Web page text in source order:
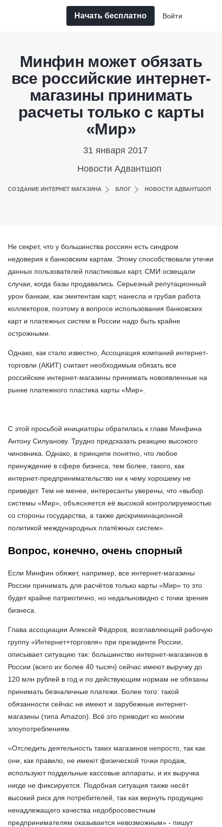
Начать бесплатно Войти
Минфин может обязать
все российские интернет-
магазины принимать
расчеты только с карты
«Мир»
31 января 2017
Новости Адвантшоп
СОЗДАНИЕ ИНТЕРНЕТ МАГАЗИНА БЛОГ НОВОСТИ АДВАНТШОП
Не секрет, что у большинства россиян есть синдром
недоверия к банковским картам. Этому способствовали утечки
данных пользователей пластиковых карт, СМИ освещали
случаи, когда базы продавались. Серьезный репутационный
урон банкам, как эмитентам карт, нанесла и грубая работа
коллекторов, поэтому в вопросе использования банковских
карт и платежных систем в России надо быть крайне
острожными.
Однако, как стало известно, Ассоциация компаний интернет-
торговли (АКИТ) считает необходимым обязать все
российские интернет-магазины принимать новоявленные на
рынке платежного пластика карты «Мир».
С этой просьбой инициаторы обратилась к главе Минфина
Антону Силуанову. Трудно предсказать реакцию высокого
чиновника. Однако, в принципе понятно, что любое
принуждение в сфере бизнеса, тем более, такого, как
интернет-предпринимательство ни к чему хорошему не
приведет. Тем не менее, интересанты уверены, что «выбор
системы «Мир», объясняется её высокой контролируемостью
со стороны государства, а также дискриминационной
политикой международных платёжных систем».
Вопрос, конечно, очень спорный
Если Минфин обяжет, например, все интернет-магазины
России принимать для расчётов только карты «Мир» то это
будет крайне патриотично, но недальновидно с точки зрения
бизнеса.
Глава ассоциации Алексей Фёдоров, возглавляющий рабочую
группу «Интернет+торговля» при президенте России,
описывает ситуацию так: большинство интернет-магазинов в
России (всего их более 40 тысяч) сейчас имеют выручку до
120 млн рублей в год и по действующим нормам не обязаны
принимать безналичные платежи. Более того: такой
обязанности сейчас не имеют и зарубежные интернет-
магазины (типа Amazon). Всё это приводит ко многим
злоупотреблениям.
«Отследить деятельность таких магазинов непросто, так как
они, как правило, не имеют физической точки продаж,
используют поддельные кассовые аппараты, и их выручка
нигде не фиксируется. Подобная ситуация также несёт
высокий риск для потребителей, так как вернуть продукцию
ненадлежащего качества недобросовестным
предпринимателям оказывается невозможным» - пишут